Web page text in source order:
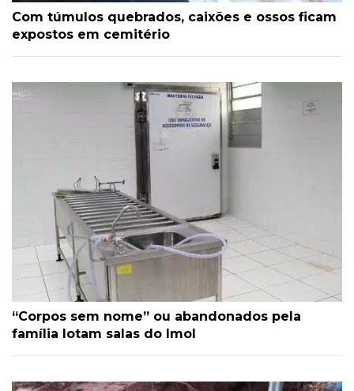
Com túmulos quebrados, caixões e ossos ficam
expostos em cemitério
“Corpos sem nome” ou abandonados pela
família lotam salas do Imol